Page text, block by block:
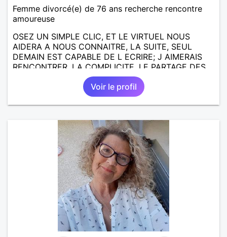
Femme divorcé(e) de 76 ans recherche rencontre
amoureuse
OSEZ UN SIMPLE CLIC, ET LE VIRTUEL NOUS
AIDERA A NOUS CONNAITRE, LA SUITE, SEUL
DEMAIN EST CAPABLE DE L ECRIRE; J AIMERAIS
RENCONTRER, LA COMPLICITE, LE PARTAGE DES
BELLES CHOSES DE LA VIE : BALADES, VOYAGES
EN FRANCE OU AILLEURS. ETRE A L ECOUTE DE L
AUTRE, ET LA VIE SERA PLUS BELLE
ENCORE.....................
Voir le profil